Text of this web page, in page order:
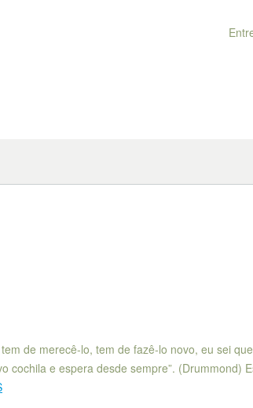
de merecê-lo, tem de fazê-lo novo, eu sei
cochila e espera desde sempre”. (Drummond)